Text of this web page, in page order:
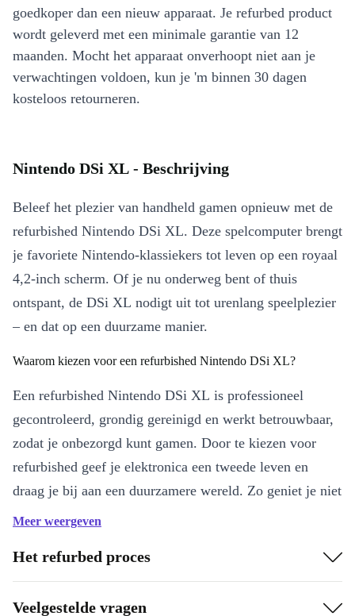
goedkoper dan een nieuw apparaat. Je refurbed product
wordt geleverd met een minimale garantie van 12
maanden. Mocht het apparaat onverhoopt niet aan je
verwachtingen voldoen, kun je 'm binnen 30 dagen
kosteloos retourneren.
Nintendo DSi XL - Beschrijving
Beleef het plezier van handheld gamen opnieuw met de
refurbished Nintendo DSi XL. Deze spelcomputer brengt
je favoriete Nintendo-klassiekers tot leven op een royaal
4,2-inch scherm. Of je nu onderweg bent of thuis
ontspant, de DSi XL nodigt uit tot urenlang speelplezier
– en dat op een duurzame manier.
Waarom kiezen voor een refurbished Nintendo DSi XL?
Een refurbished Nintendo DSi XL is professioneel
gecontroleerd, grondig gereinigd en werkt betrouwbaar,
zodat je onbezorgd kunt gamen. Door te kiezen voor
refurbished geef je elektronica een tweede leven en
draag je bij aan een duurzamere wereld. Zo geniet je niet
alleen van topkwaliteit, maar verklein je ook je
Meer weergeven
Het refurbed proces
Veelgestelde vragen